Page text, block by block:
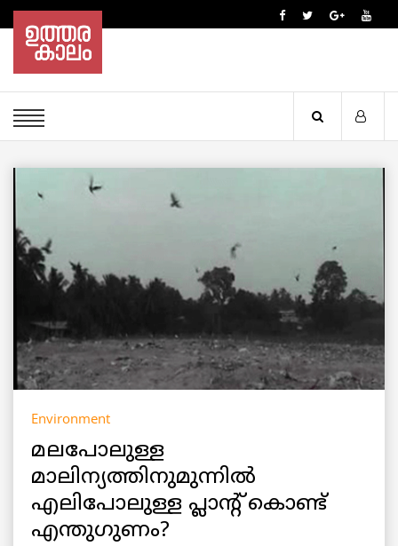
Environment
മലപോലുള്ള
മാലിന്യത്തിനുമുന്നില്‍
എലിപോലുള്ള പ്ലാന്റ് കൊണ്ട്
എന്തുഗുണം?